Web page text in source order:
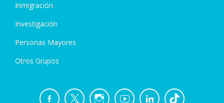
Inmigración
Investigación
Personas Mayores
Otros Grupos